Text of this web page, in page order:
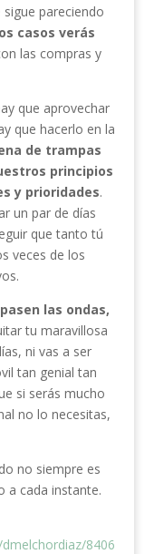
pareciendo
casos verás
las compras y
que aprovechar
que hacerlo en la
de trampas
principios
y prioridades.
un par de días
que tanto tú
veces de los
las ondas,
tu maravillosa
ni vas a ser
tan genial tan
si serás mucho
no lo necesitas,
no siempre es
a cada instante.
8406